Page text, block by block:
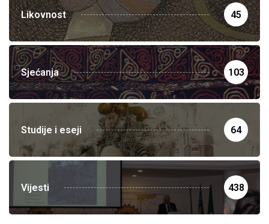
Likovnost 45
Sjećanja 103
Studije i eseji 64
Vijesti 438